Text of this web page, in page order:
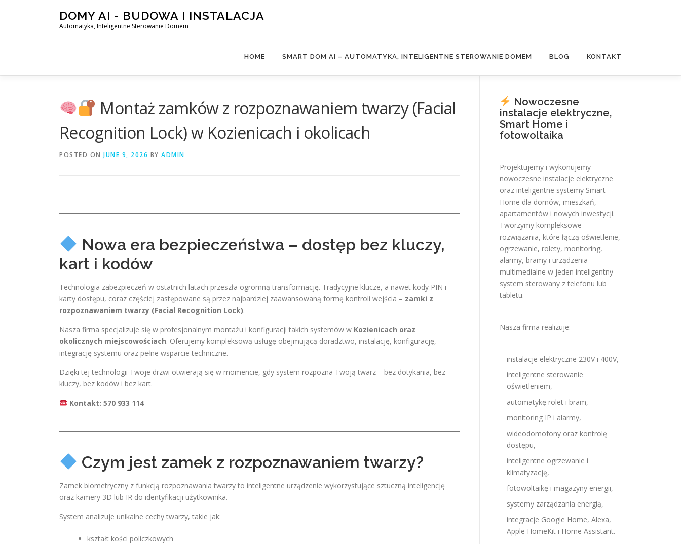
DOMY AI - BUDOWA I INSTALACJA
Automatyka, Inteligentne Sterowanie Domem
HOME SMART DOM AI – AUTOMATYKA, INTELIGENTNE STEROWANIE DOMEM BLOG KONTAKT
Montaż zamków z rozpoznawaniem twarzy (Facial
Recognition Lock) w Kozienicach i okolicach
POSTED ON JUNE 9, 2026 BY ADMIN
Nowa era bezpieczeństwa – dostęp bez kluczy,
kart i kodów
Technologia zabezpieczeń w ostatnich latach przeszła ogromną transformację. Tradycyjne klucze, a nawet kody PIN i
karty dostępu, coraz częściej zastępowane są przez najbardziej zaawansowaną formę kontroli wejścia – zamki z
rozpoznawaniem twarzy (Facial Recognition Lock).
Nasza firma specjalizuje się w profesjonalnym montażu i konfiguracji takich systemów w Kozienicach oraz
okolicznych miejscowościach. Oferujemy kompleksową usługę obejmującą doradztwo, instalację, konfigurację,
integrację systemu oraz pełne wsparcie techniczne.
Dzięki tej technologii Twoje drzwi otwierają się w momencie, gdy system rozpozna Twoją twarz – bez dotykania, bez
kluczy, bez kodów i bez kart.
Kontakt: 570 933 114
Czym jest zamek z rozpoznawaniem twarzy?
Zamek biometryczny z funkcją rozpoznawania twarzy to inteligentne urządzenie wykorzystujące sztuczną inteligencję
oraz kamery 3D lub IR do identyfikacji użytkownika.
System analizuje unikalne cechy twarzy, takie jak:
kształt kości policzkowych
Nowoczesne
instalacje elektryczne,
Smart Home i
fotowoltaika
Projektujemy i wykonujemy
nowoczesne instalacje elektryczne
oraz inteligentne systemy Smart
Home dla domów, mieszkań,
apartamentów i nowych inwestycji.
Tworzymy kompleksowe
rozwiązania, które łączą oświetlenie,
ogrzewanie, rolety, monitoring,
alarmy, bramy i urządzenia
multimedialne w jeden inteligentny
system sterowany z telefonu lub
tabletu.
Nasza firma realizuje:
instalacje elektryczne 230V i 400V,
inteligentne sterowanie
oświetleniem,
automatykę rolet i bram,
monitoring IP i alarmy,
wideodomofony oraz kontrolę
dostępu,
inteligentne ogrzewanie i
klimatyzację,
fotowoltaikę i magazyny energii,
systemy zarządzania energią,
integracje Google Home, Alexa,
Apple HomeKit i Home Assistant.